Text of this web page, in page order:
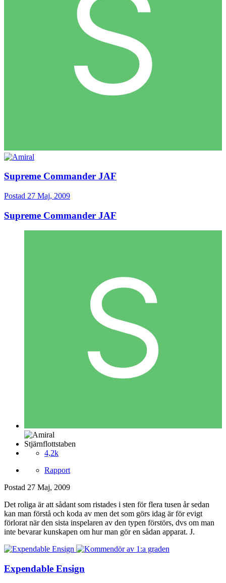
Supreme Commander JAF
Postad 27 Maj, 2009
Supreme Commander JAF
Stjärnflottstaben
4,2k
Rapport
Postad 27 Maj, 2009
Det roliga är att sådant som ristades i sten för flera tusen år sedan
kan man förstå och koda av men det som görs idag är för evigt
förlorat när den sista inspelaren av den typen förstörs, dvs om man
inte bevarar kunskapen om hur man gör en sådan apparat. J.
Expendable Ensign